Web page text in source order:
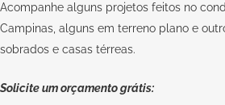
Acompanhe alguns projetos feitos no
Campinas, alguns em terreno plano e
sobrados e casas térreas.
Solicite um orçamento grátis: